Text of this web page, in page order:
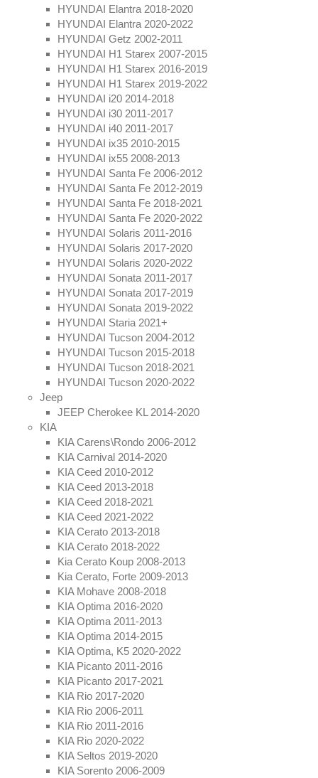
HYUNDAI Elantra 2018-2020
HYUNDAI Elantra 2020-2022
HYUNDAI Getz 2002-2011
HYUNDAI H1 Starex 2007-2015
HYUNDAI H1 Starex 2016-2019
HYUNDAI H1 Starex 2019-2022
HYUNDAI i20 2014-2018
HYUNDAI i30 2011-2017
HYUNDAI i40 2011-2017
HYUNDAI ix35 2010-2015
HYUNDAI ix55 2008-2013
HYUNDAI Santa Fe 2006-2012
HYUNDAI Santa Fe 2012-2019
HYUNDAI Santa Fe 2018-2021
HYUNDAI Santa Fe 2020-2022
HYUNDAI Solaris 2011-2016
HYUNDAI Solaris 2017-2020
HYUNDAI Solaris 2020-2022
HYUNDAI Sonata 2011-2017
HYUNDAI Sonata 2017-2019
HYUNDAI Sonata 2019-2022
HYUNDAI Staria 2021+
HYUNDAI Tucson 2004-2012
HYUNDAI Tucson 2015-2018
HYUNDAI Tucson 2018-2021
HYUNDAI Tucson 2020-2022
Jeep
JEEP Cherokee KL 2014-2020
KIA
KIA Carens\Rondo 2006-2012
KIA Carnival 2014-2020
KIA Ceed 2010-2012
KIA Ceed 2013-2018
KIA Ceed 2018-2021
KIA Ceed 2021-2022
KIA Cerato 2013-2018
KIA Cerato 2018-2022
Kia Cerato Koup 2008-2013
Kia Cerato, Forte 2009-2013
KIA Mohave 2008-2018
KIA Optima 2016-2020
KIA Optima 2011-2013
KIA Optima 2014-2015
KIA Optima, K5 2020-2022
KIA Picanto 2011-2016
KIA Picanto 2017-2021
KIA Rio 2017-2020
KIA Rio 2006-2011
KIA Rio 2011-2016
KIA Rio 2020-2022
KIA Seltos 2019-2020
KIA Sorento 2006-2009